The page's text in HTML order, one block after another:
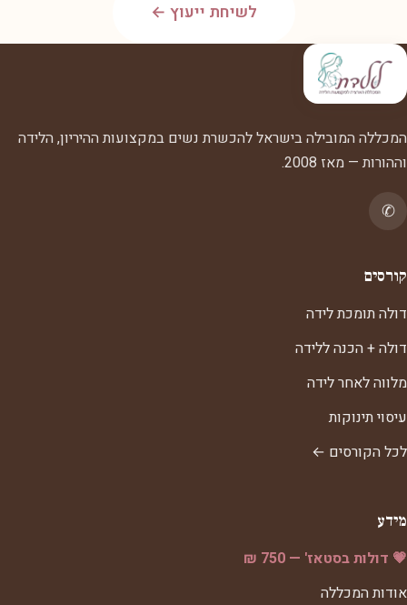
לשיחת ייעוץ ←
המכללה המובילה בישראל להכשרת נשים במקצועות ההיריון, הלידה
וההורות — מאז 2008.
✆
קורסים
דולה תומכת לידה
דולה + הכנה ללידה
מלווה לאחר לידה
עיסוי תינוקות
לכל הקורסים ←
מידע
💗 דולות בסטאז' — 750 ₪
אודות המכללה